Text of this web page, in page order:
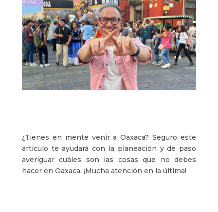
¿Tienes en mente venir a Oaxaca? Seguro este
artículo te ayudará con la planeación y de paso
averiguar cuáles son las cosas que no debes
hacer en Oaxaca. ¡Mucha atención en la última!